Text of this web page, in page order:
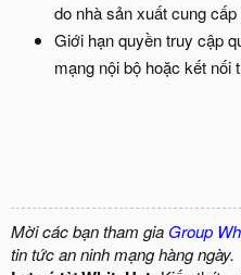
do nhà sản xuất cung cấp
Giới hạn quyền truy cập
mạng nội bộ hoặc kết nối
Mời các bạn tham gia Group
tin tức an ninh mạng hàng ngày.